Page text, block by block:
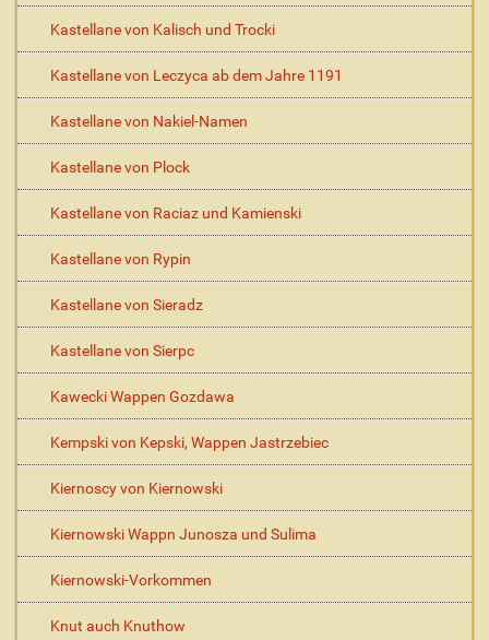
Kastellane von Kalisch und Trocki
Kastellane von Leczyca ab dem Jahre 1191
Kastellane von Nakiel-Namen
Kastellane von Plock
Kastellane von Raciaz und Kamienski
Kastellane von Rypin
Kastellane von Sieradz
Kastellane von Sierpc
Kawecki Wappen Gozdawa
Kempski von Kepski, Wappen Jastrzebiec
Kiernoscy von Kiernowski
Kiernowski Wappn Junosza und Sulima
Kiernowski-Vorkommen
Knut auch Knuthow